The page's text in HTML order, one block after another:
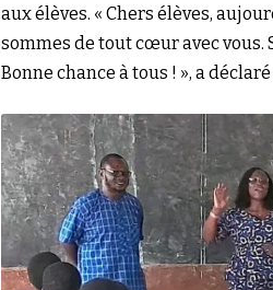
aux élèves. « Chers élèves,
sommes de tout cœur avec vous.
Bonne chance à tous ! », a